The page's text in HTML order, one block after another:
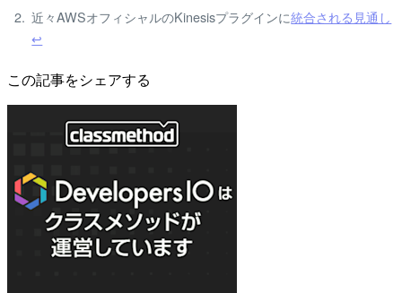
近々AWSオフィシャルのKinesisプラグインに統合される見通し
↩
この記事をシェアする